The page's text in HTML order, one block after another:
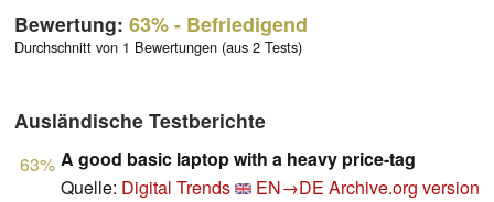
Bewertung: 63%- Befriedigend
Durchschnitt von 1 Bewertungen (aus 2 Tests)
Ausländische Testberichte
63% A good basic laptop with a heavy price-tag
Quelle: Digital Trends EN→DE Archive.org version